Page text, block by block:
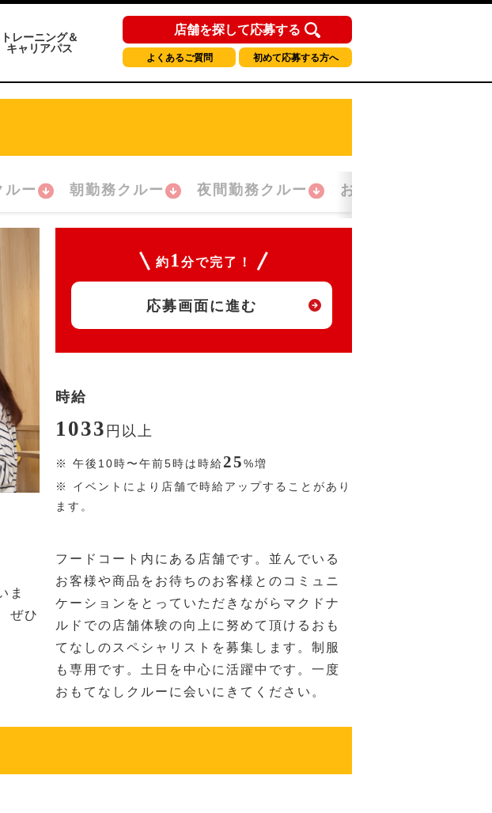
トレーニング＆
キャリアパス
店舗を探して応募する
よくあるご質問 初めて応募する方へ
ルー 朝勤務クルー 夜間勤務クルー おかえり！クルー
ま
ぜひ
約 1 分で完了！
応募画面に進む
時給
1033 円 以上
※ 午後10時〜午前5時は時給25%増
※ イベントにより店舗で時給アップすることがあり
ます。
フードコート内にある店舗です。並んでいる
お客様や商品をお待ちのお客様とのコミュニ
ケーションをとっていただきながらマクドナ
ルドでの店舗体験の向上に努めて頂けるおも
てなしのスペシャリストを募集します。制服
も専用です。土日を中心に活躍中です。一度
おもてなしクルーに会いにきてください。